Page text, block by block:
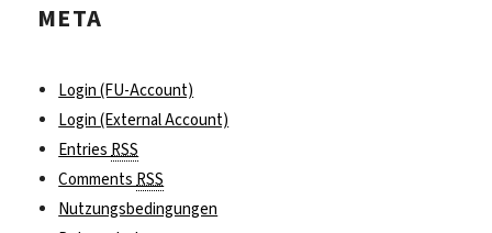
META
Login (FU-Account)
Login (External Account)
EntriesRSS
CommentsRSS
Nutzungsbedingungen